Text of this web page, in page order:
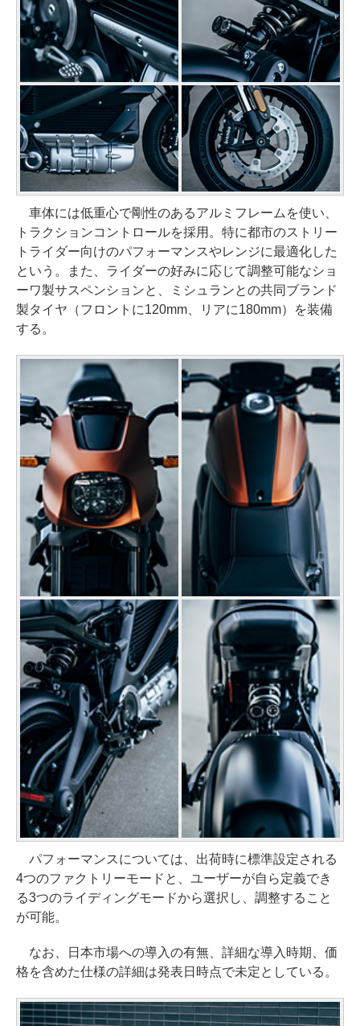
車体には低重心で剛性のあるアルミフレームを使い、
トラクションコントロールを採用。特に都市のストリー
トライダー向けのパフォーマンスやレンジに最適化した
という。また、ライダーの好みに応じて調整可能なショ
ーワ製サスペンションと、ミシュランとの共同ブランド
製タイヤ（フロントに120mm、リアに180mm）を装備
する。
パフォーマンスについては、出荷時に標準設定される
4つのファクトリーモードと、ユーザーが自ら定義でき
る3つのライディングモードから選択し、調整すること
が可能。
なお、日本市場への導入の有無、詳細な導入時期、価
格を含めた仕様の詳細は発表日時点で未定としている。